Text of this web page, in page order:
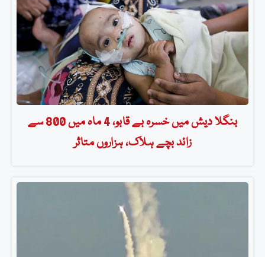
بنگلا دیش میں خسرہ بے قابو، 4 ماہ میں 800 سے
زائد بچے ہلاک، ہزاروں متاثر